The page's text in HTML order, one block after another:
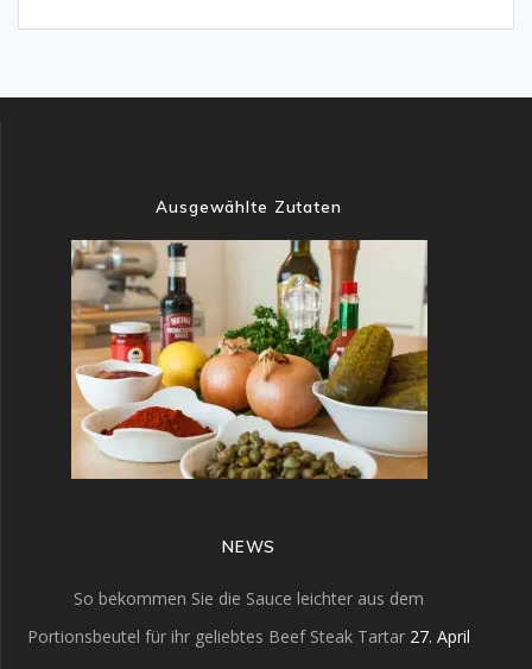
Ausgewählte Zutaten
NEWS
So bekommen Sie die Sauce leichter aus dem
Portionsbeutel für ihr geliebtes Beef Steak Tartar 27. April